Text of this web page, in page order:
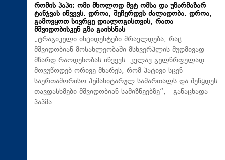
რომის პაპი: ომი მხოლოდ მეტ ომსა და უზარმაზარ
ტანჯვას იწვევს. დროა, შეჩერდეს ძალადობა. დროა,
გამოვყოთ სივრცე დიალოგისთვის, რათა
მშვიდობისკენ გზა გაიხსნას
„ტრაგიკული ინციდენტები მრავლდება, რაც
მშვიდობიან მოსახლეობაში მსხვერპლის მუდმივად
მზარდ რაოდენობას იწვევს. კვლავ გულწრფელად
მოვუწოდებ ორივე მხარეს, რომ პატივი სცენ
საერთაშორისო ჰუმანიტარულ სამართალს და შეწყდეს
თავდასხმები მშვიდობიან სამიზნეებზე“, - განაცხადა
პაპმა.